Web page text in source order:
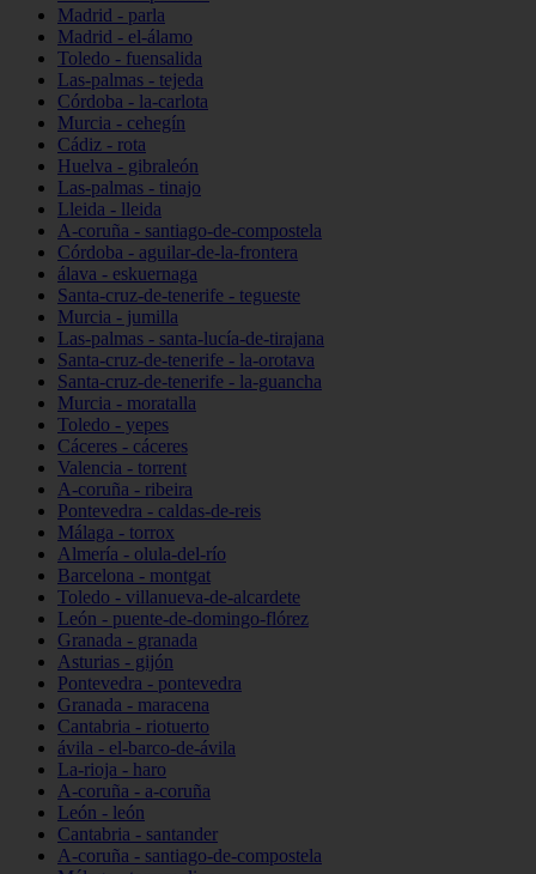
Madrid - parla
Madrid - el-álamo
Toledo - fuensalida
Las-palmas - tejeda
Córdoba - la-carlota
Murcia - cehegín
Cádiz - rota
Huelva - gibraleón
Las-palmas - tinajo
Lleida - lleida
A-coruña - santiago-de-compostela
Córdoba - aguilar-de-la-frontera
álava - eskuernaga
Santa-cruz-de-tenerife - tegueste
Murcia - jumilla
Las-palmas - santa-lucía-de-tirajana
Santa-cruz-de-tenerife - la-orotava
Santa-cruz-de-tenerife - la-guancha
Murcia - moratalla
Toledo - yepes
Cáceres - cáceres
Valencia - torrent
A-coruña - ribeira
Pontevedra - caldas-de-reis
Málaga - torrox
Almería - olula-del-río
Barcelona - montgat
Toledo - villanueva-de-alcardete
León - puente-de-domingo-flórez
Granada - granada
Asturias - gijón
Pontevedra - pontevedra
Granada - maracena
Cantabria - riotuerto
ávila - el-barco-de-ávila
La-rioja - haro
A-coruña - a-coruña
León - león
Cantabria - santander
A-coruña - santiago-de-compostela